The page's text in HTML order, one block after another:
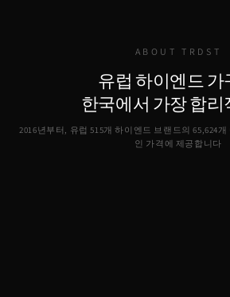
ABOUT TRDST
유럽 하이엔드 가
한국에서 가장 합
2016년부터, 유럽 515개 하이엔드 브랜드의65,624개
인 가격에 제공합니다